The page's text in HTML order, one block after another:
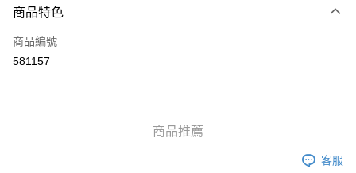
信用卡
Apple Pay
商品特色
商品編號
581157
商品推薦
客服